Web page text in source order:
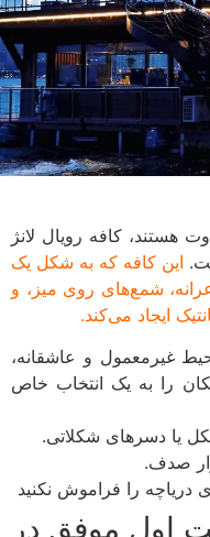
کافه رویال لانژ
کافه که به شکل یک
شمع‌های روی میز، و
می‌کند.
و عاشقانه،
را به یک انتخاب خاص
دسرهای شکلاتی.
را فراموش نکنید
موفق در